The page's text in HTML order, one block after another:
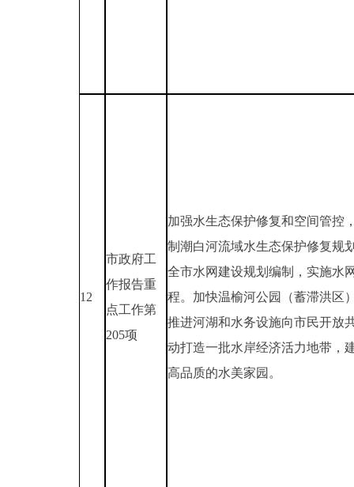
12
市政府工
作报告重
点工作第
205项
加强水生态保护修复和空间管控
制潮白河流域水生态保护修复规
全市水网建设规划编制，实施水
程。加快温榆河公园（蓄滞洪区
推进河湖和水务设施向市民开放
动打造一批水岸经济活力地带，
高品质的水美家园。